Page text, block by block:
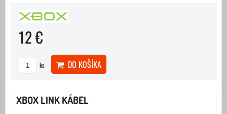
12 €
ks DO KOŠÍKA
XBOX LINK KÁBEL